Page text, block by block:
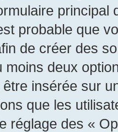
principal
probable que
de créer des
moins deux
insérée sur
que les
réglage des «